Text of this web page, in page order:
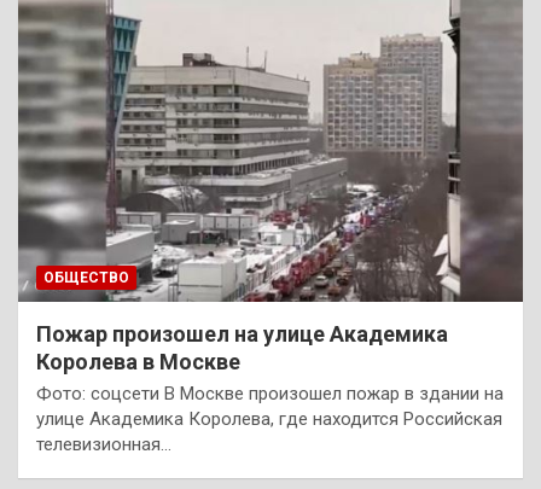
ОБЩЕСТВО
Пожар произошел на улице Академика
Королева в Москве
Фото: cоцсети В Москве произошел пожар в здании на
улице Академика Королева, где находится Российская
телевизионная…